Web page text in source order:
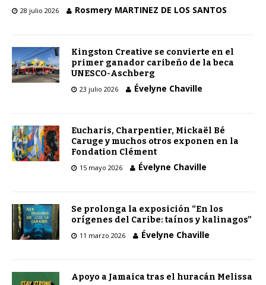
28 julio 2026 Rosmery MARTINEZ DE LOS SANTOS
Kingston Creative se convierte en el
primer ganador caribeño de la beca
UNESCO-Aschberg
23 julio 2026 Évelyne Chaville
Eucharis, Charpentier, Mickaël Bé
Caruge y muchos otros exponen en la
Fondation Clément
15 mayo 2026 Évelyne Chaville
Se prolonga la exposición “En los
orígenes del Caribe: taínos y kalinagos”
11 marzo 2026 Évelyne Chaville
Apoyo a Jamaica tras el huracán Melissa